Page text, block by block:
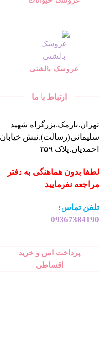
عروسک بالشتی
ارتباط با ما
تهران.نارمک.بزرگراه شهید
سلیمانی(رسالت).نبش خیابان
احمدیان.پلاک ۳۵۹
لطفا بدون هماهنگی به دفتر
مراجعه نفرمایید
تلفن تماس:
09367384190
پرداخت امن و خرید
اقساطی